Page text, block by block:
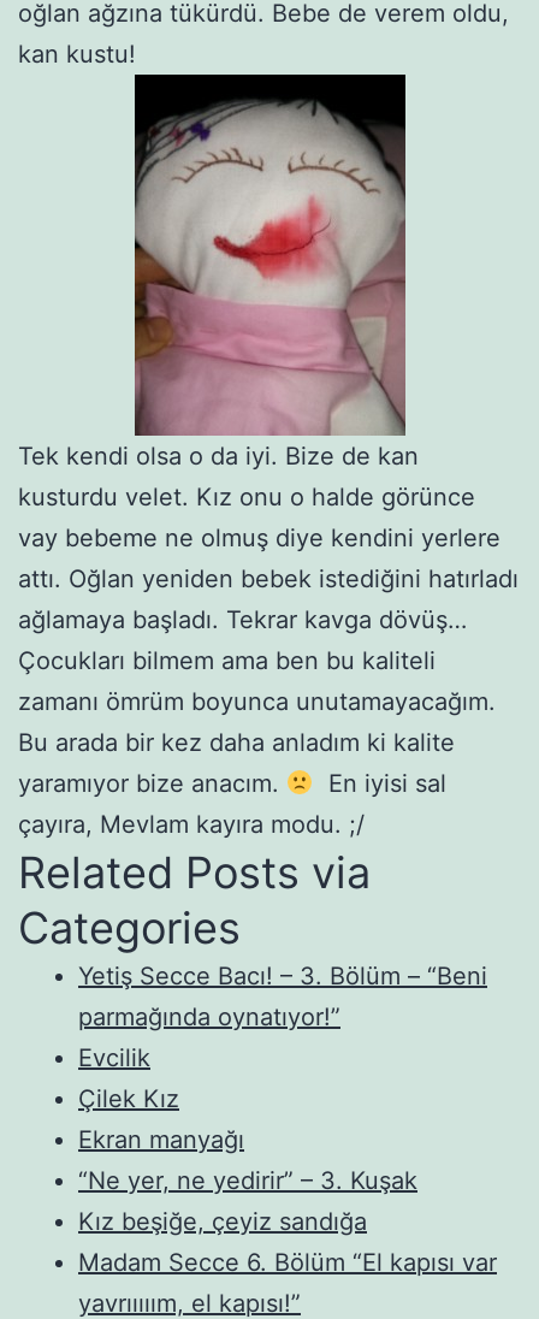
oğlan ağzına tükürdü. Bebe de verem oldu,
kan kustu!
Tek kendi olsa o da iyi. Bize de kan
kusturdu velet. Kız onu o halde görünce
vay bebeme ne olmuş diye kendini yerlere
attı. Oğlan yeniden bebek istediğini hatırladı
ağlamaya başladı. Tekrar kavga dövüş…
Çocukları bilmem ama ben bu kaliteli
zamanı ömrüm boyunca unutamayacağım.
Bu arada bir kez daha anladım ki kalite
yaramıyor bize anacım.
En iyisi sal
çayıra, Mevlam kayıra modu. ;/
Related Posts via
Categories
Yetiş Secce Bacı! – 3. Bölüm – “Beni
parmağında oynatıyor!”
Evcilik
Çilek Kız
Ekran manyağı
“Ne yer, ne yedirir” – 3. Kuşak
Kız beşiğe, çeyiz sandığa
Madam Secce 6. Bölüm “El kapısı var
yavrııııım, el kapısı!”